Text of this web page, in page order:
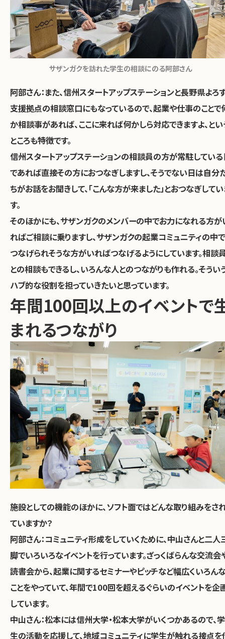
サザンガクを訪れた学生の相談にのる阿部さん
阿部さん：また、信州スタートアップステーションと長野県よろ
支援拠点の相談窓口にもなっているので、起業や仕事のことで
か相談事があれば、ここに来れば何かしら対応できますよ、とい
ところも特徴です。
信州スタートアップステーションの相談員の方が常駐してい
であれば直接その方におつなぎしますし、そうでない日は自分
ちがお話をお聞きして、「こんな方が来ました」とおつなぎして
す。
そのほかにも、サザンガクのメンバーの中でお力になれる方が
ればご相談に乗りますし、サザンガクの起業コミュニティの中で
つなげられそうな方がいればつなげるようにしています。相談
との相談もできるし、いろんな人とのつながりも作れる。そうい
ハブ的な役割を担っていきたいと思っています。
年間100回以上のイベントで
まれるつながり
――施設としての機能のほかに、ソフト面ではどんな取り組みをさ
ていますか？
阿部さん：コミュニティ形成をしていくために、中山さんと二人
脚でいろいろなイベントを行っています。ざっくばらんな交流会
読書会から、起業に関するセミナーやピッチなど幅広くいろん
ことをやっていて、年間で100回を超えるぐらいのイベントを企
しています。
中山さん：松本には信州大学・松本大学がいくつかあるので、学
生の活動を応援して、地域コミュニティに学生が触れる接点を